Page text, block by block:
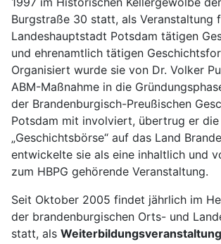
Burgstraße 30 statt, als Veranstaltung
Landeshauptstadt Potsdam tätigen
und ehrenamtlich tätigen
Organisiert wurde sie von Dr. Volker
ABM-Maßnahme in die
der Brandenburgisch-Preußischen
Potsdam mit involviert, übertrug er
„Geschichtsbörse“ auf das Land
entwickelte sie als eine inhaltlich und
zum HBPG gehörende Veranstaltung.
Seit Oktober 2005 findet jährlich im
der brandenburgischen Orts- und
statt, als Weiterbildungsveranstaltung